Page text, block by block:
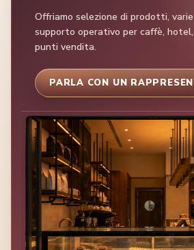
Offriamo selezione di prodotti,
supporto operativo per caffè,
punti vendita.
PARLA CON UN